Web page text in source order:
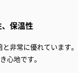
保温性
非常に優れています
心地です。